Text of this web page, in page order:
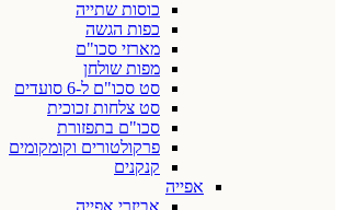
כוסות שתייה
כפות הגשה
מארזי סכו"ם
מפות שולחן
סט סכו"ם ל-6 סועדים
סט צלחות זכוכית
סכו"ם בתפזורת
פרקולטורים וקומקומים
קנקנים
אפייה
אביזרי אפייה